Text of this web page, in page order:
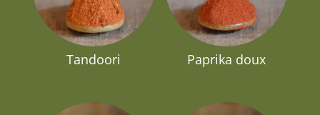
Tandoori Paprika doux